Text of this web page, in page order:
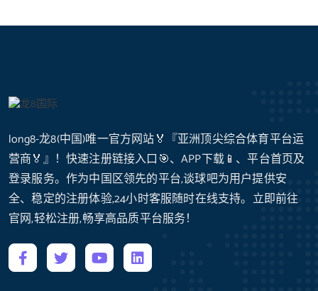
long8-龙8(中国)唯一官方网站🏅『亚洲顶尖综合体育平台运
营商🏅』！快速注册链接入口🎯、APP下载📱、平台首页及
登录服务。作为中国区领先的平台,谈球吧为用户提供安
全、稳定的注册体验,24小时客服随时在线支持。立即前往
官网,轻松注册,畅享高品质平台服务！